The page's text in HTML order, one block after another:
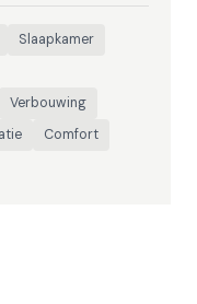
Slaapkamer
Verbouwing
Comfort